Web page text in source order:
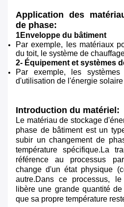
Application des
de phase:
1Enveloppe du bâtiment
Par exemple, les matériaux
du toit, le système de
2- Équipement et systèmes
Par exemple, les
d'utilisation de l'énergie solaire
Introduction du matériel:
Le matériau de stockage
phase de bâtiment est un
subir un changement de
température spécifique.La
référence au processus
change d'un état physique
autre.Dans ce processus,
libère une grande quantité
que sa propre température